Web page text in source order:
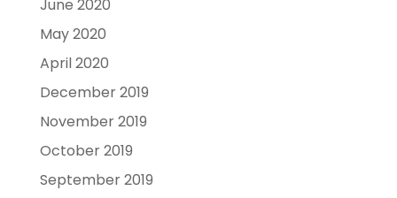
June 2020
May 2020
April 2020
December 2019
November 2019
October 2019
September 2019